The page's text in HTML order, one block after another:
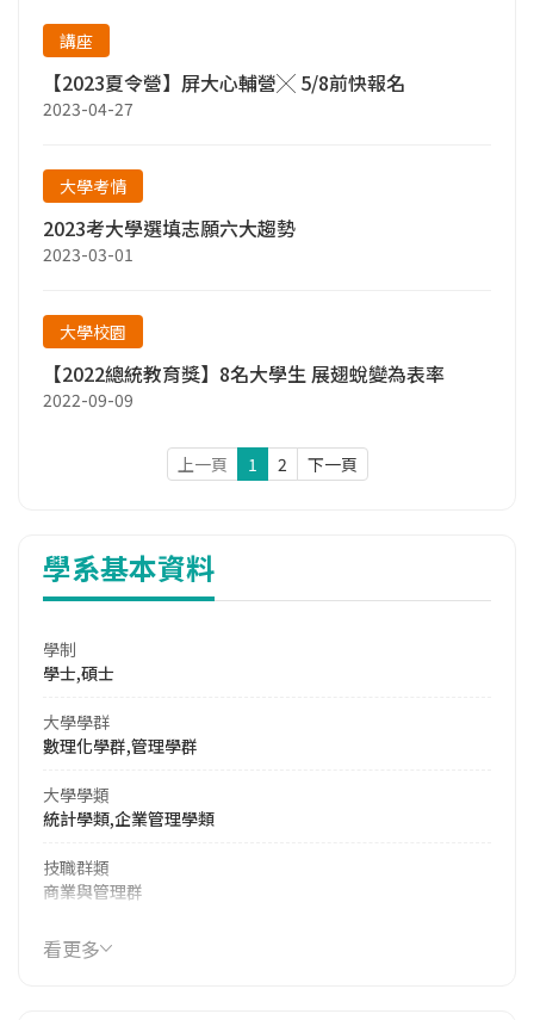
講座
【2023夏令營】屏大心輔營╳ 5/8前快報名
2023-04-27
大學考情
2023考大學選填志願六大趨勢
2023-03-01
大學校園
【2022總統教育獎】8名大學生 展翅蛻變為表率
2022-09-09
上一頁 1 2 下一頁
學系基本資料
學制
學士,碩士
大學學群
數理化學群,管理學群
大學學類
統計學類,企業管理學類
技職群類
商業與管理群
114年學費
15,870 元/學期
看更多